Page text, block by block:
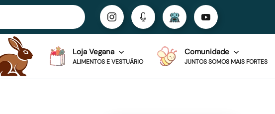
Loja Vegana
ALIMENTOS E VESTUÁRIO
Comunidade
JUNTOS SOMOS MAIS FORTES